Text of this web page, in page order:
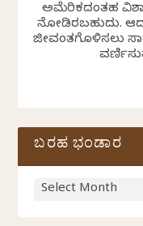
ಅಮೆರಿಕದಂತಹ
ನೋಡಿರಬಹುದು.
ಜೀವಂತಗೊಳಿಸಲು
ಬರಹ ಭಂಡಾರ